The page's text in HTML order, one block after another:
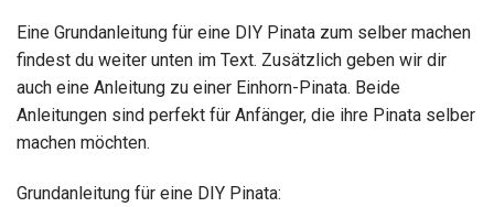
Eine Grundanleitung für eine DIY Pinata zum selber machen
findest du weiter unten im Text. Zusätzlich geben wir dir
auch eine Anleitung zu einer Einhorn-Pinata. Beide
Anleitungen sind perfekt für Anfänger, die ihre Pinata selber
machen möchten.
Grundanleitung für eine DIY Pinata: